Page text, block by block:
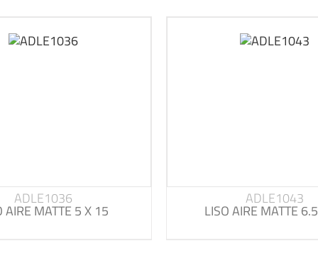
ADLE1036
AIRE MATTE 5 X 15
ADLE1043
LISO AIRE MATTE